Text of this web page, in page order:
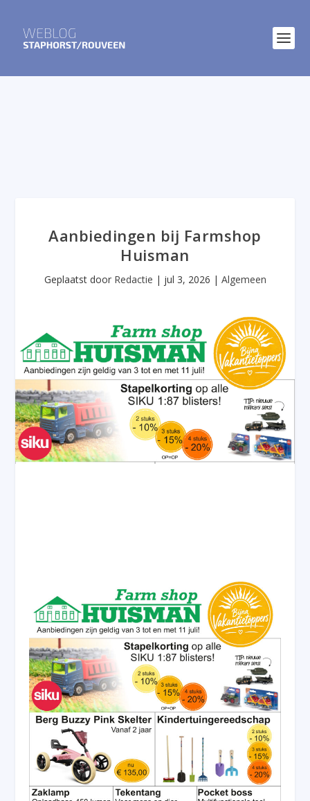
Aanbiedingen bij Farmshop
Huisman
Geplaatst door Redactie | jul 3, 2026 | Algemeen